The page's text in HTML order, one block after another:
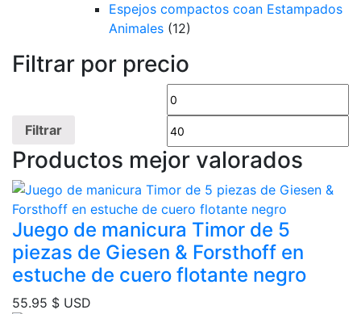
Espejos compactos coan Estampados
Animales (12)
Filtrar por precio
Precio
Filtrar
Productos mejor valorados
Juego de manicura Timor de 5
piezas de Giesen & Forsthoff en
estuche de cuero flotante negro
55.95 $ USD